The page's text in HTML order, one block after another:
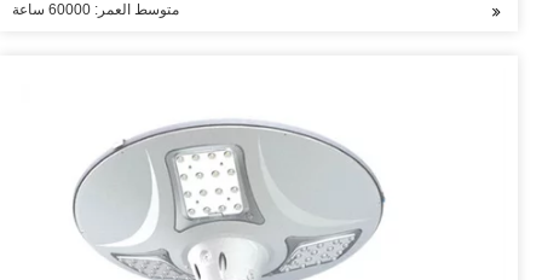
متوسط العمر: 60000 ساعة